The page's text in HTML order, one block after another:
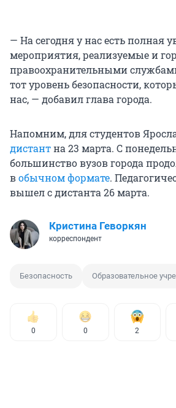
— На сегодня у нас есть полная
мероприятия, реализуемые и
правоохранительными
тот уровень безопасности,
нас, — добавил глава города.
Напомним, для студентов
дистантна 23 марта. С
большинство вузов города
вобычном формате.
вышел с дистанта 26 марта.
Кристина Геворкян
корреспондент
Безопасность Образовательное
0 0 2